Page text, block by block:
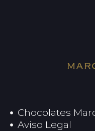
Chocolates
Aviso Legal